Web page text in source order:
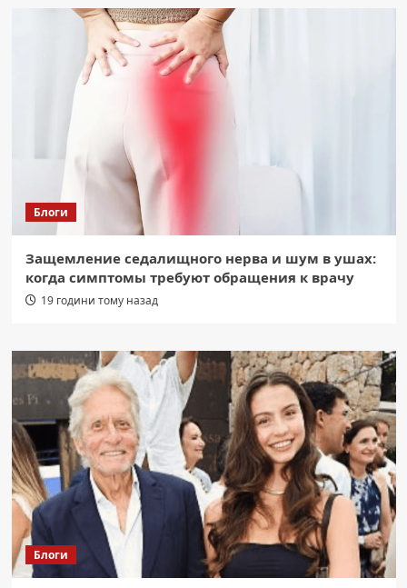
Блоги
Защемление седалищного нерва и шум в ушах:
когда симптомы требуют обращения к врачу
19 години тому назад
Блоги